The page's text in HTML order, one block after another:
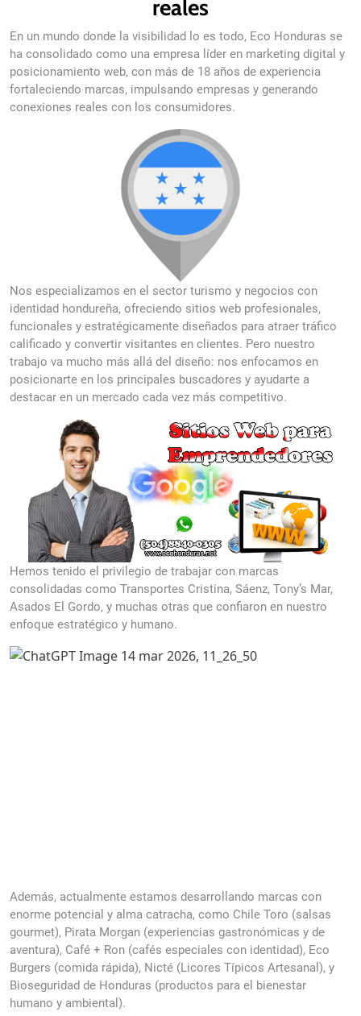
reales
En un mundo donde la visibilidad lo es todo, Eco Honduras se
ha consolidado como una empresa líder en marketing digital y
posicionamiento web, con más de 18 años de experiencia
fortaleciendo marcas, impulsando empresas y generando
conexiones reales con los consumidores.
Nos especializamos en el sector turismo y negocios con
identidad hondureña, ofreciendo sitios web profesionales,
funcionales y estratégicamente diseñados para atraer tráfico
calificado y convertir visitantes en clientes. Pero nuestro
trabajo va mucho más allá del diseño: nos enfocamos en
posicionarte en los principales buscadores y ayudarte a
destacar en un mercado cada vez más competitivo.
Hemos tenido el privilegio de trabajar con marcas
consolidadas como Transportes Cristina, Sáenz, Tony’s Mar,
Asados El Gordo, y muchas otras que confiaron en nuestro
enfoque estratégico y humano.
Además, actualmente estamos desarrollando marcas con
enorme potencial y alma catracha, como Chile Toro (salsas
gourmet), Pirata Morgan (experiencias gastronómicas y de
aventura), Café + Ron (cafés especiales con identidad), Eco
Burgers (comida rápida), Nicté (Licores Típicos Artesanal), y
Bioseguridad de Honduras (productos para el bienestar
humano y ambiental).